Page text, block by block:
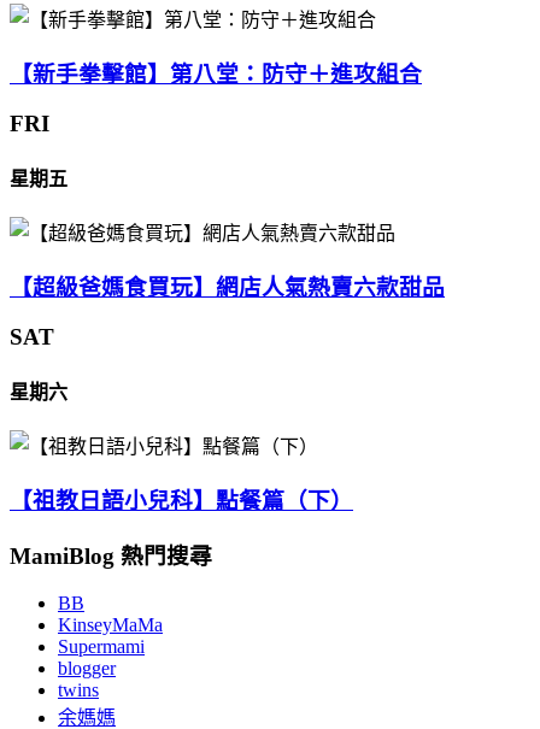
【新手拳擊館】第八堂：防守＋進攻組合
FRI
星期五
【超級爸媽食買玩】網店人氣熱賣六款甜品
SAT
星期六
【祖教日語小兒科】點餐篇（下）
MamiBlog 熱門搜尋
BB
KinseyMaMa
Supermami
blogger
twins
余媽媽